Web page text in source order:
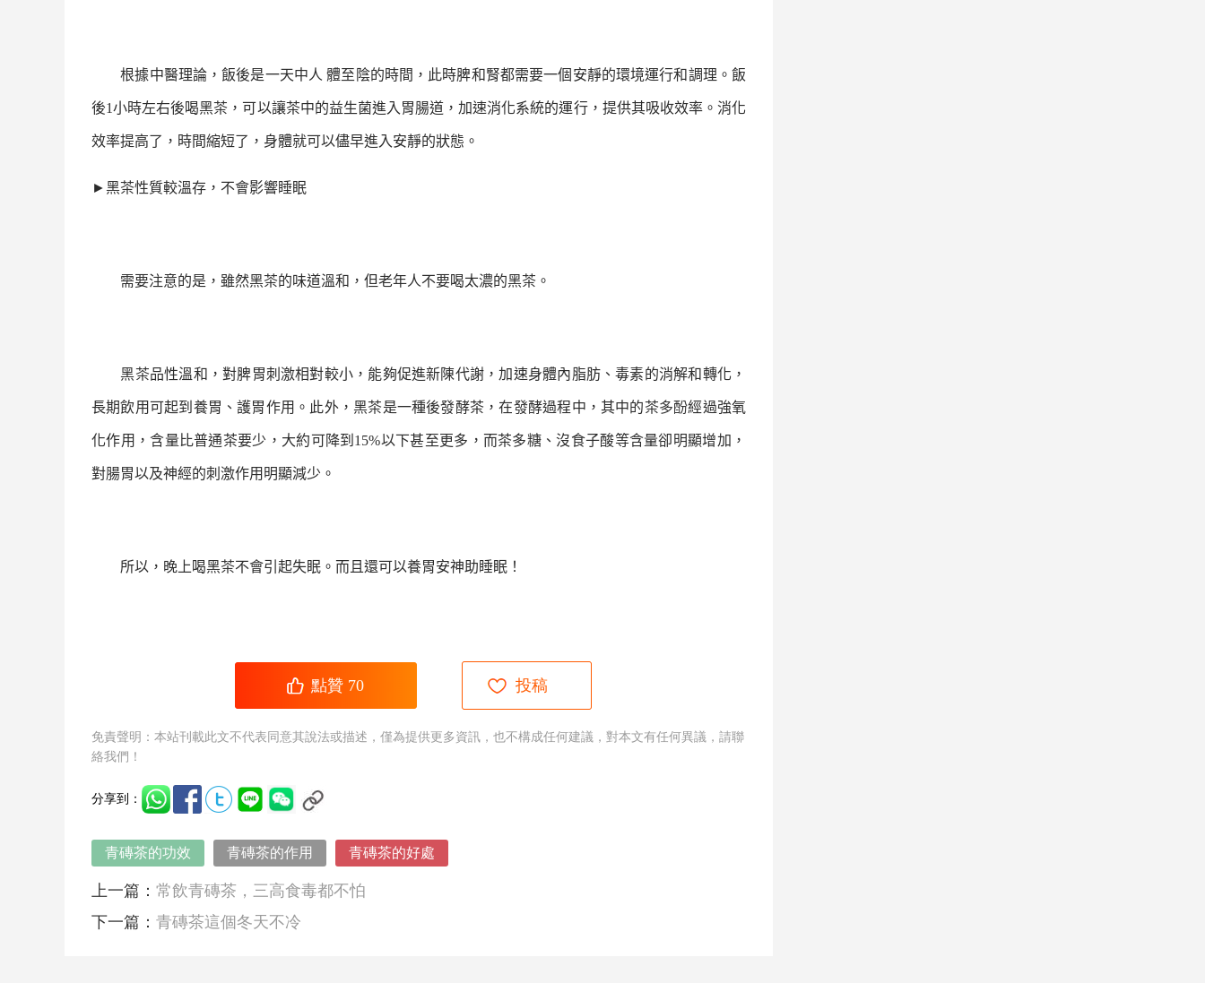
根據中醫理論，飯後是一天中人 體至陰的時間，此時脾和腎都需要一個安靜的環境運行和調理。飯
後1小時左右後喝黑茶 ，可以讓茶中的益生菌進入胃腸道，加速消化系統的運行，提供其吸收效率。消化
效率提高了，時間縮短了，身體就可以儘早進入安靜的狀態。
►黑茶性質較溫存，不會影響睡眠
需要注意的是，雖然黑茶的味道溫和，但老年人不要喝太濃的黑茶 。
黑茶品性溫和，對脾胃刺激相對較小，能夠促進新陳代謝，加速身體內脂肪、毒素的消解和轉化，
長期飲用可起到養胃、護胃作用。此外，黑茶是一種後發酵茶，在發酵過程中，其中的茶多酚經過強氧
化作用，含量比普通茶要少，大約可降到 15%以下甚至更多，而茶多糖、沒食子酸等含量卻明顯增加，
對腸胃以及神經的刺激作用明顯減少。
所以，晚上喝黑茶不會引起失眠。而且還可以養胃安神助睡眠！
點贊 70 投稿
免責聲明：本站刊載此文不代表同意其說法或描述，僅為提供更多資訊，也不構成任何建議，對本文有任何異議，請聯
絡我們！
分享到：
青磚茶的功效 青磚茶的作用 青磚茶的好處
上一篇： 常飲青磚茶，三高食毒都不怕
下一篇： 青磚茶這個冬天不冷